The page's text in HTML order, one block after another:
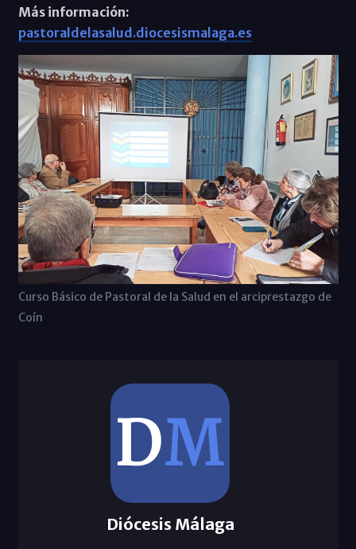
Más información:
pastoraldelasalud.diocesismalaga.es
Curso Básico de Pastoral de la Salud en el arciprestazgo de
Coín
Diócesis Málaga